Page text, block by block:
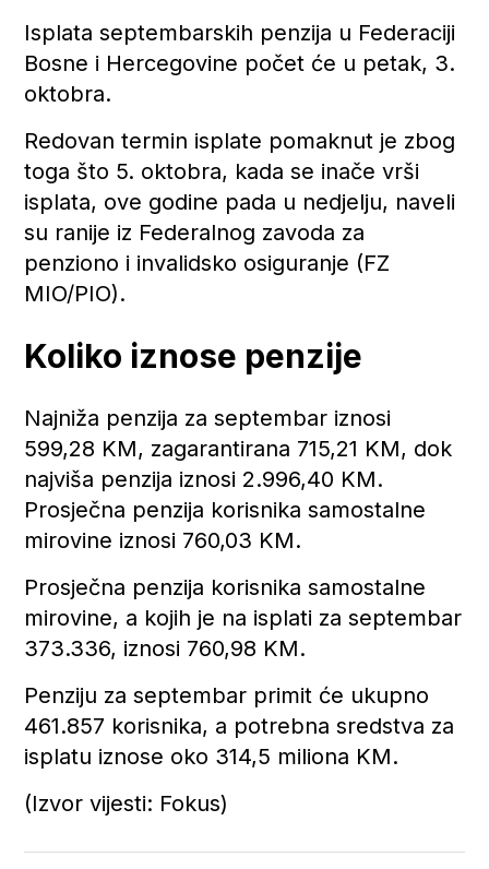
Isplata septembarskih penzija u Federaciji
Bosne i Hercegovine počet će u petak, 3.
oktobra.
Redovan termin isplate pomaknut je zbog
toga što 5. oktobra, kada se inače vrši
isplata, ove godine pada u nedjelju, naveli
su ranije iz Federalnog zavoda za
penziono i invalidsko osiguranje (FZ
MIO/PIO).
Koliko iznose penzije
Najniža penzija za septembar iznosi
599,28 KM, zagarantirana 715,21 KM, dok
najviša penzija iznosi 2.996,40 KM.
Prosječna penzija korisnika samostalne
mirovine iznosi 760,03 KM.
Prosječna penzija korisnika samostalne
mirovine, a kojih je na isplati za septembar
373.336, iznosi 760,98 KM.
Penziju za septembar primit će ukupno
461.857 korisnika, a potrebna sredstva za
isplatu iznose oko 314,5 miliona KM.
(Izvor vijesti: Fokus)